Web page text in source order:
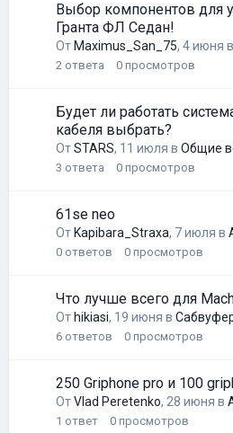
Выбор компонентов для
Гранта ФЛ Седан!
От Maximus_San_75, 4 июня в
2 ответа 0 просмотров
Будет ли работать
кабеля выбрать?
ОтSTARS, 11 июля в Общие
3 ответа 0 просмотров
61se neo
От Kapibara_Straxa, 7 июля в
0 ответов 0 просмотров
Что лучше всего для
От hikiasi, 19 июня в
6 ответов 0 просмотров
250 Griphone pro и 100
ОтVlad Peretenko, 28 июня в
1 ответ 0 просмотров